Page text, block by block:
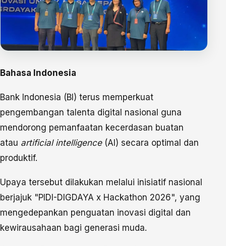
Bahasa Indonesia
Bank Indonesia (BI) terus memperkuat
pengembangan talenta digital nasional guna
mendorong pemanfaatan kecerdasan buatan
atau artificial intelligence(AI) secara optimal dan
produktif.
Upaya tersebut dilakukan melalui inisiatif nasional
berjajuk "PIDI-DIGDAYA x Hackathon 2026", yang
mengedepankan penguatan inovasi digital dan
kewirausahaan bagi generasi muda.